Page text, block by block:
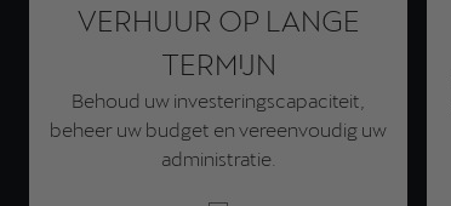
VERHUUR OP LANGE
TERMIJN
Behoud uw investeringscapaciteit,
beheer uw budget en vereenvoudig uw
administratie.